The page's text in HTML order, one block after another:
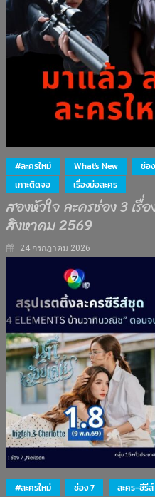
#ละครใหม่ What's New ช่อ
เกาะติดจอ
เรื่องย่อละคร
สองหัวใจ ละครช่อง 3 เรื่
สิงหาคม 2569
24 กรกฎาคม 2026
#ละครใหม่ ช่อง 7 ละคร-ซีรีส์